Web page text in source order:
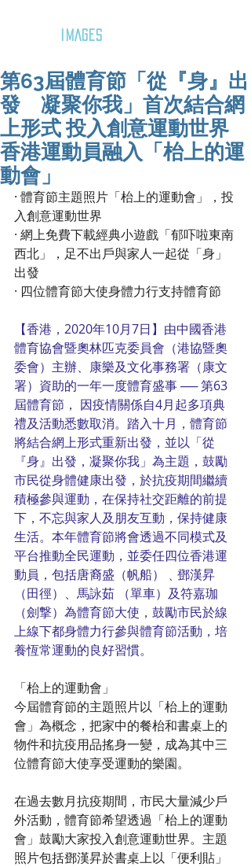
IMAGES
第63屆體育節「從『身』出
發 凝聚你我」首次結合網
上形式 投入創意運動世界
香港運動員融入「枱上的運
動會」
· 體育節主題照片「枱上的運動會」，投
入創意運動世界
· 網上免費下載經典小遊戲「郁吓啦東南
西北」，足不出戶與家人一起從「身」
出發
· 四位體育節大使身體力行支持體育節
【香港，2020年10月7日】由中國香港
體育協會暨奧林匹克委員會（港協暨奧
委會）主辦、康樂及文化事務署（康文
署）資助的一年一度體育盛事 ── 第63
屆體育節， 因疫情關係自4月起多項典
禮及活動悉數取消。踏入十月，體育節
將結合網上形式重新出發，並以「從
『身』出發，凝聚你我」為主題，鼓勵
市民從身體健康出發，於抗疫期間繼續
積極參與運動，在保持社交距離的前提
下，不忘與家人及朋友互動，保持健康
生活。本年體育節將會透過不同模式及
平台推動全民運動，並委任四位香港運
動員，包括唐裔盛（帆船）﹑鄧漢昇
（田徑）、馬詠茹 （單車）及符嘉珈
（劍撃）為體育節大使，鼓勵市民於線
上線下都身體力行參與體育節活動，培
養恆常運動的良好習慣。
「枱上的運動會」
今屆體育節的主題照片以「枱上的運動
會」為概念，把家中的餐枱和書桌上的
物件和抗疫用品搖身一變，成為其中三
位體育節大使享受運動的樂園。
在過去數月抗疫期間，市民大量減少戶
外活動，體育節希望透過「枱上的運動
會」鼓勵大家投入創意運動世界。主題
照片包括鄧漢昇於書桌上以「便利貼」